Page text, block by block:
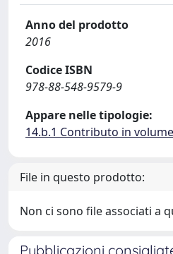
Anno del prodotto
2016
Codice ISBN
978-88-548-9579-9
Appare nelle tipologie:
14.b.1 Contributo in
File in questo prodotto:
Non ci sono file associati a
Pubblicazioni